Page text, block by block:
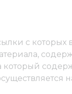
с которых
который